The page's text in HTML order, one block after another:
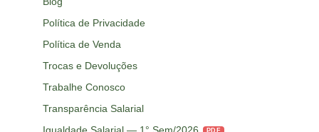
Política de Privacidade
Política de Venda
Trocas e Devoluções
Trabalhe Conosco
Transparência Salarial
PDF